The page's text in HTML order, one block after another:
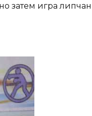
затем игра липчан